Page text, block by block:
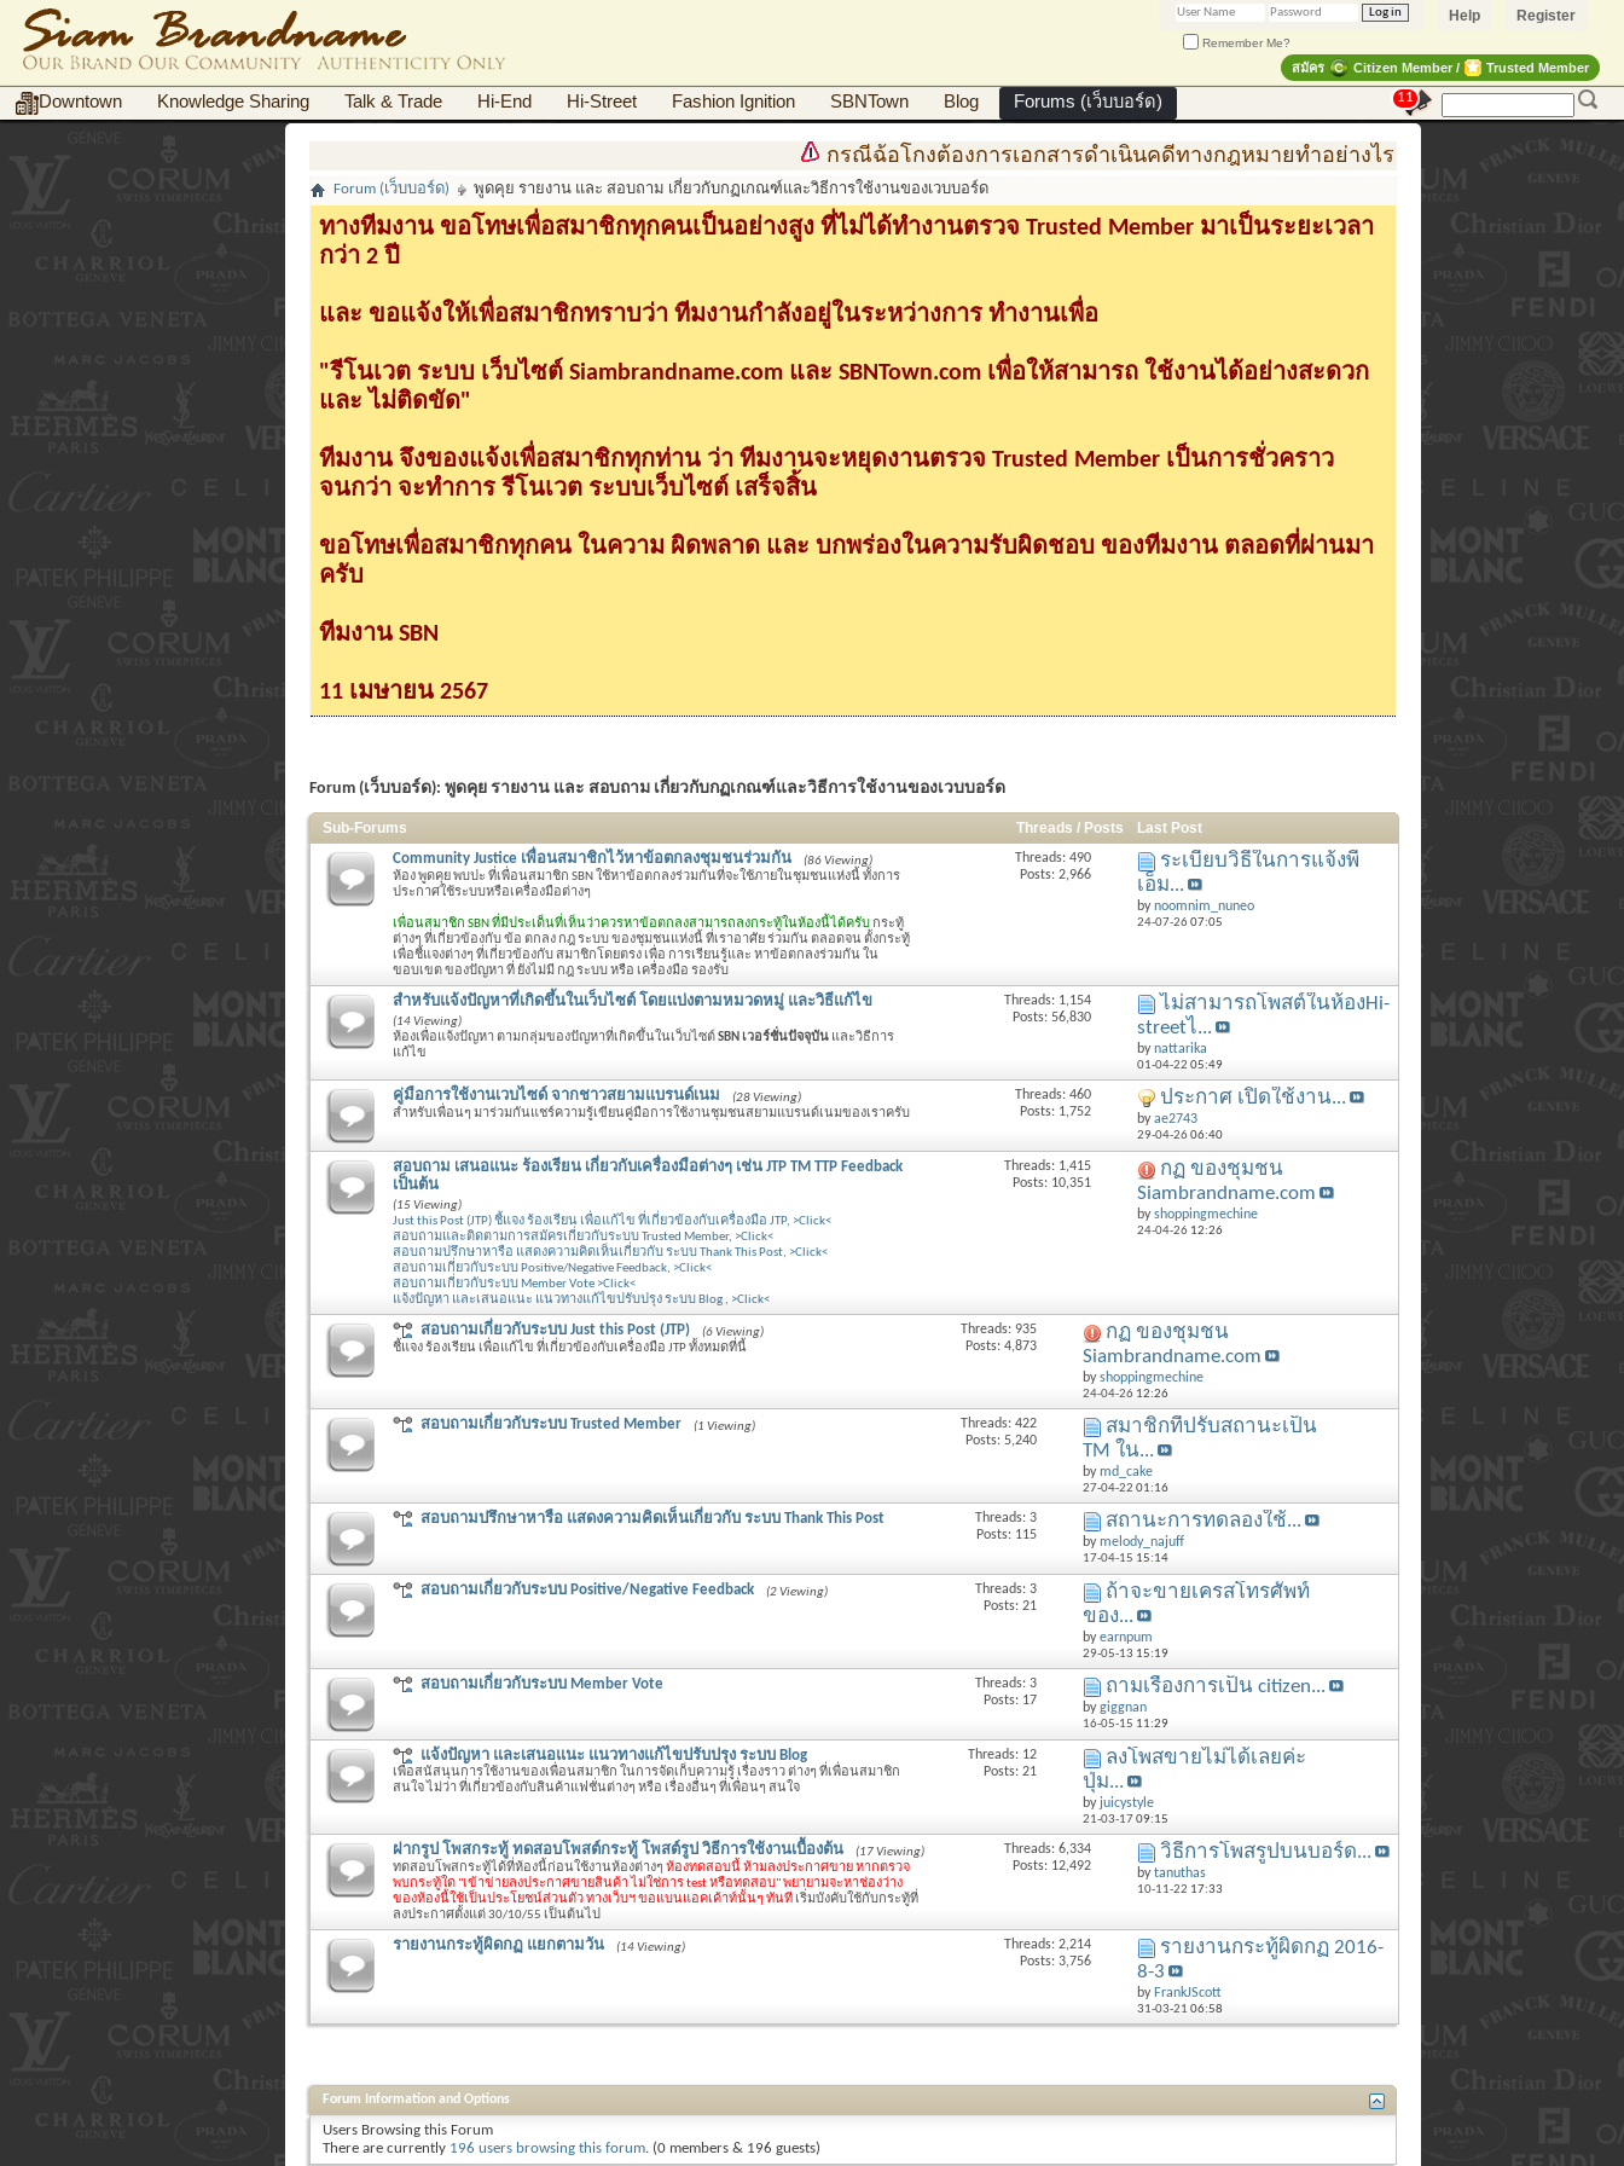
Register
Help
Remember Me?
สมัคร Citizen Member / Trusted Member
Downtown Knowledge Sharing Talk & Trade Hi-End Hi-Street Fashion Ignition SBNTown Blog Forums (เว็บบอร์ด) 11
กรณีฉ้อโกงต้องการเอกสารดำเนินคดีทางกฎหมายทำอย่างไร
Forum (เว็บบอร์ด) พูดคุย รายงาน และ สอบถาม เกี่ยวกับกฏเกณฑ์และวิธีการใช้งานของเวบบอร์ด
ทางทีมงาน ขอโทษเพื่อสมาชิกทุกคนเป็นอย่างสูง ที่ไม่ได้ทำงานตรวจ Trusted Member มาเป็นระยะเวลา
กว่า 2 ปี
และ ขอแจ้งให้เพื่อสมาชิกทราบว่า ทีมงานกำลังอยู่ในระหว่างการ ทำงานเพื่อ
"รีโนเวต ระบบ เว็บไซต์ Siambrandname.com และ SBNTown.com เพื่อให้สามารถ ใช้งานได้อย่างสะดวก
และ ไม่ติดขัด"
ทีมงาน จึงของแจ้งเพื่อสมาชิกทุกท่าน ว่า ทีมงานจะหยุดงานตรวจ Trusted Member เป็นการชั่วคราว
จนกว่า จะทำการ รีโนเวต ระบบเว็บไซต์ เสร็จสิ้น
ขอโทษเพื่อสมาชิกทุกคน ในความ ผิดพลาด และ บกพร่องในความรับผิดชอบ ของทีมงาน ตลอดที่ผ่านมา
ครับ
ทีมงาน SBN
11 เมษายน 2567
Forum (เว็บบอร์ด): พูดคุย รายงาน และ สอบถาม เกี่ยวกับกฏเกณฑ์และวิธีการใช้งานของเวบบอร์ด
Sub-Forums Threads / Posts Last Post
Community Justice เพื่อนสมาชิกไว้หาข้อตกลงชุมชนร่วมกัน
(86 Viewing)
ห้อง พูดคุย พบปะ ที่เพื่อนสมาชิก SBN ใช้หาข้อตกลงร่วมกันที่จะใช้ภายในชุมชนแห่งนี้ ทั้งการ
ประกาศใช้ระบบหรือเครื่องมือต่างๆ
เพื่อนสมาชิก SBN ที่มีประเด็นที่เห็นว่าควรหาข้อตกลงสามารถลงกระทู้ในห้องนี้ได้ครับ กระทู้
ต่างๆ ที่เกี่ยวข้องกับ ข้อ ตกลง กฎ ระบบ ของชุมชนแห่งนี้ ที่เราอาศัย ร่วมกัน ตลอดจน ตั้งกระทู้
เพื่อชี้แจงต่างๆ ที่เกี่ยวข้องกับ สมาชิกโดยตรง เพื่อ การเรียนรู้และ หาข้อตกลงร่วมกัน ใน
ขอบเขต ของปัญหา ที่ ยังไม่มี กฎ ระบบ หรือ เครื่องมือ รองรับ
Threads: 490
Posts: 2,966
ระเบียบวิธีในการแจ้งพี
เอ็ม...
bynoomnim_nuneo
24-07-2607:05
สำหรับแจ้งปัญหาที่เกิดขึ้นในเว็บไซต์ โดยแบ่งตามหมวดหมู่ และวิธีแก้ไข
(14 Viewing)
ห้องเพื่อแจ้งปัญหา ตามกลุ่มของปัญหาที่เกิดขึ้นในเว็บไซต์SBN เวอร์ชั่นปัจจุบันและวิธีการ
แก้ไข
Threads: 1,154
Posts: 56,830
ไม่สามารถโพสต์ในห้องHi-
streetไ...
bynattarika
01-04-22 05:49
คู่มือการใช้งานเวบไซด์ จากชาวสยามแบรนด์เนม
(28 Viewing)
สำหรับเพื่อนๆ มาร่วมกันแชร์ความรู้เขียนคู่มือการใช้งานชุมชนสยามแบรนด์เนมของเราครับ
Threads: 460
Posts: 1,752
ประกาศ เปิดใช้งาน...
byae2743
29-04-2606:40
สอบถาม เสนอแนะ ร้องเรียน เกี่ยวกับเครื่องมือต่างๆ เช่น JTP TM TTP Feedback
เป็นต้น
(15 Viewing)
Just this Post (JTP) ชี้แจง ร้องเรียน เพื่อแก้ไข ที่เกี่ยวข้องกับเครื่องมือ JTP, >Click<
สอบถามและติดตามการสมัครเกี่ยวกับระบบ Trusted Member, >Click<
สอบถามปรึกษาหารือ แสดงความคิดเห็นเกี่ยวกับ ระบบ Thank This Post, >Click<
สอบถามเกี่ยวกับระบบ Positive/Negative Feedback, >Click<
สอบถามเกี่ยวกับระบบ Member Vote >Click<
แจ้งปัญหา และเสนอแนะ แนวทางแก้ไขปรับปรุง ระบบ Blog , >Click<
Threads: 1,415
Posts: 10,351
กฏ ของชุมชน
Siambrandname.com
byshoppingmechine
24-04-26 12:26
สอบถามเกี่ยวกับระบบ Just this Post (JTP)
(6 Viewing)
ชี้แจง ร้องเรียน เพื่อแก้ไข ที่เกี่ยวข้องกับเครื่องมือ JTP ทั้งหมดที่นี้
Threads: 935
Posts: 4,873
กฏ ของชุมชน
Siambrandname.com
byshoppingmechine
24-04-26 12:26
สอบถามเกี่ยวกับระบบ Trusted Member (1 Viewing)
Threads: 422
Posts: 5,240
สมาชิกที่ปรับสถานะเป็น
TM ใน...
bymd_cake
27-04-22 01:16
สอบถามปรึกษาหารือ แสดงความคิดเห็นเกี่ยวกับ ระบบ Thank This Post
Threads: 3
Posts: 115
สถานะการทดลองใช้...
bymelody_najuff
17-04-15 15:14
สอบถามเกี่ยวกับระบบ Positive/Negative Feedback (2 Viewing)
Threads: 3
Posts: 21
ถ้าจะขายเครสโทรศัพท์
ของ...
byearnpum
29-05-13 15:19
สอบถามเกี่ยวกับระบบ Member Vote
Threads: 3
Posts: 17
ถามเรื่องการเป็น citizen...
bygiggnan
16-05-15 11:29
แจ้งปัญหา และเสนอแนะ แนวทางแก้ไขปรับปรุง ระบบ Blog
เพื่อสนัสนุนการใช้งานของเพื่อนสมาชิก ในการจัดเก็บความรู้ เรื่องราว ต่างๆ ที่เพื่อนสมาชิก
สนใจ ไม่ว่า ที่เกี่ยวข้องกับสินค้าแฟชั่นต่างๆ หรือ เรื่องอื่นๆ ที่เพื่อนๆ สนใจ
Threads: 12
Posts: 21
ลงโพสขายไม่ได้เลยค่ะ
ปุ่ม...
by juicystyle
21-03-1709:15
ฝากรูป โพสกระทู้ ทดสอบโพสต์กระทู้ โพสต์รูป วิธีการใช้งานเบื้องต้น
(17 Viewing)
ทดสอบโพสกระทู้ได้ที่ห้องนี้ก่อนใช้งานห้องต่างๆ ห้องทดสอบนี้ ห้ามลงประกาศขาย หากตรวจ
พบกระทู้ใด "เข้าข่ายลงประกาศขายสินค้า ไม่ใช่การ test หรือทดสอบ" พยายามจะหาช่องว่าง
ของห้องนี้ใช้เป็นประโยชน์ส่วนตัว ทางเว็บฯ ขอแบนแอคเค้าท์นั้นๆ ทันที เริ่มบังคับใช้กับกระทู้ที่
ลงประกาศตั้งแต่ 30/10/55 เป็นต้นไป
Threads: 6,334
Posts: 12,492
วิธีการโพสรูปบนบอร์ด...
bytanuthas
10-11-22 17:33
รายงานกระทู้ผิดกฏ แยกตามวัน (14 Viewing)
Threads: 2,214
Posts: 3,756
รายงานกระทู้ผิดกฏ 2016-
8-3
by FrankJScott
31-03-21 06:58
Forum Information and Options
Users Browsing this Forum
There are currently 196 users browsing this forum. (0 members & 196 guests)